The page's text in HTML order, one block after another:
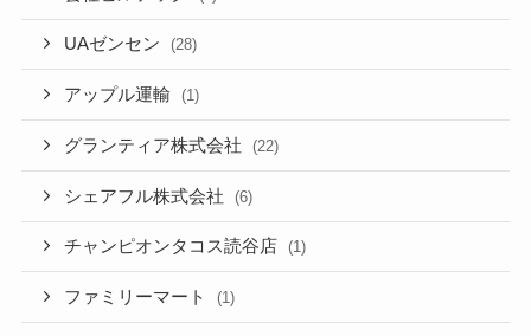
UAゼンセン (28)
アップル運輸 (1)
グランティア株式会社 (22)
シェアフル株式会社 (6)
チャンピオンタコス読谷店 (1)
ファミリーマート (1)